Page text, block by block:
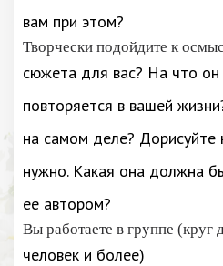
вам при этом?
Творчески подойдите к
сюжета для вас? На что
повторяется в вашей
на самом деле? Дорисуйте
нужно. Какая она должна
ее автором?
Вы работаете в группе (круг
человек и более)